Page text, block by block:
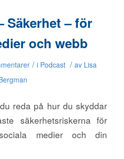
Säkerhet – för
och webb
/ i Podcast / av Lisa
reda på hur du skyddar
säkerhetsriskerna för
medier och din